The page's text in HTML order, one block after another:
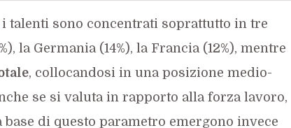
talenti sono concentrati soprattutto in tre
la Germania (14%), la Francia (12%), mentre
, collocandosi in una posizione medio-
se si valuta in rapporto alla forza lavoro,
base di questo parametro emergono invece